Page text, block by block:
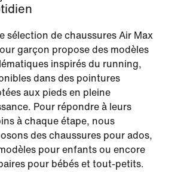
sélection de chaussures Air Max
garçon propose des modèles
inspirés du running,
dans des pointures
aux pieds en pleine
Pour répondre à leurs
à chaque étape, nous
des chaussures pour ados,
pour enfants ou encore
pour bébés et tout-petits.